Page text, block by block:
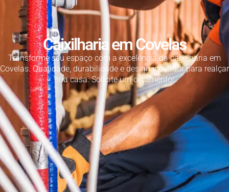
Caixilharia em Covelas
Transforme seu espaço com a excelência da caixilharia em
Covelas. Qualidade, durabilidade e design inovador para realçar
sua casa. Solicite um orçamento!